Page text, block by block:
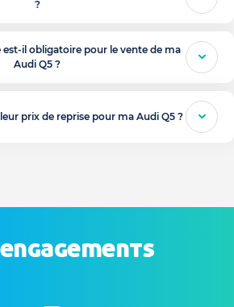
?
il obligatoire pour le vente de ma
Audi Q5 ?
prix de reprise pour ma Audi Q5 ?